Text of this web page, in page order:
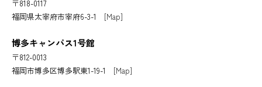
〒818-0117
福岡県太宰府市宰府6-3-1 [Map]
博多キャンパス1号館
〒812-0013
福岡市博多区博多駅東1-19-1 [Map]